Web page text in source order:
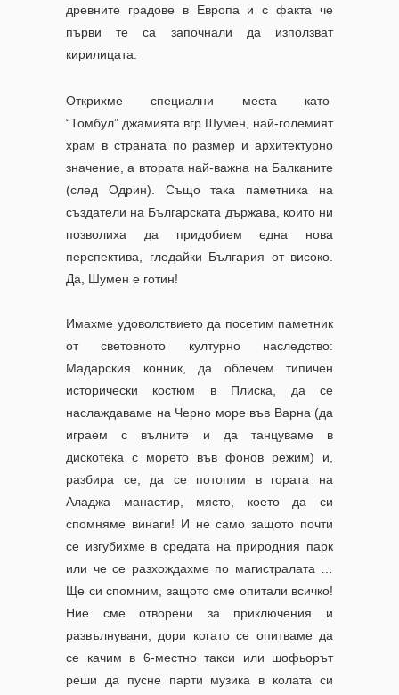
древните градове в Европа и с факта че
първи те са започнали да използват
кирилицата.
Открихме специални места като
“Томбул” джамията вгр.Шумен, най-големият
храм в страната по размер и архитектурно
значение, а втората най-важна на Балканите
(след Одрин). Също така паметника на
създатели на Българската държава, които ни
позволиха да придобием една нова
перспектива, гледайки България от високо.
Да, Шумен е готин!
Имахме удоволствието да посетим паметник
от световното културно наследство:
Мадарския конник, да облечем типичен
исторически костюм в Плиска, да се
наслаждаваме на Черно море във Варна (да
играем с вълните и да танцуваме в
дискотека с морето във фонов режим) и,
разбира се, да се потопим в гората на
Аладжа манастир, място, което да си
спомняме винаги! И не само защото почти
се изгубихме в средата на природния парк
или че се разхождахме по магистралата …
Ще си спомним, защото сме опитали всичко!
Ние сме отворени за приключения и
развълнувани, дори когато се опитваме да
се качим в 6-местно такси или шофьорът
реши да пусне парти музика в колата си